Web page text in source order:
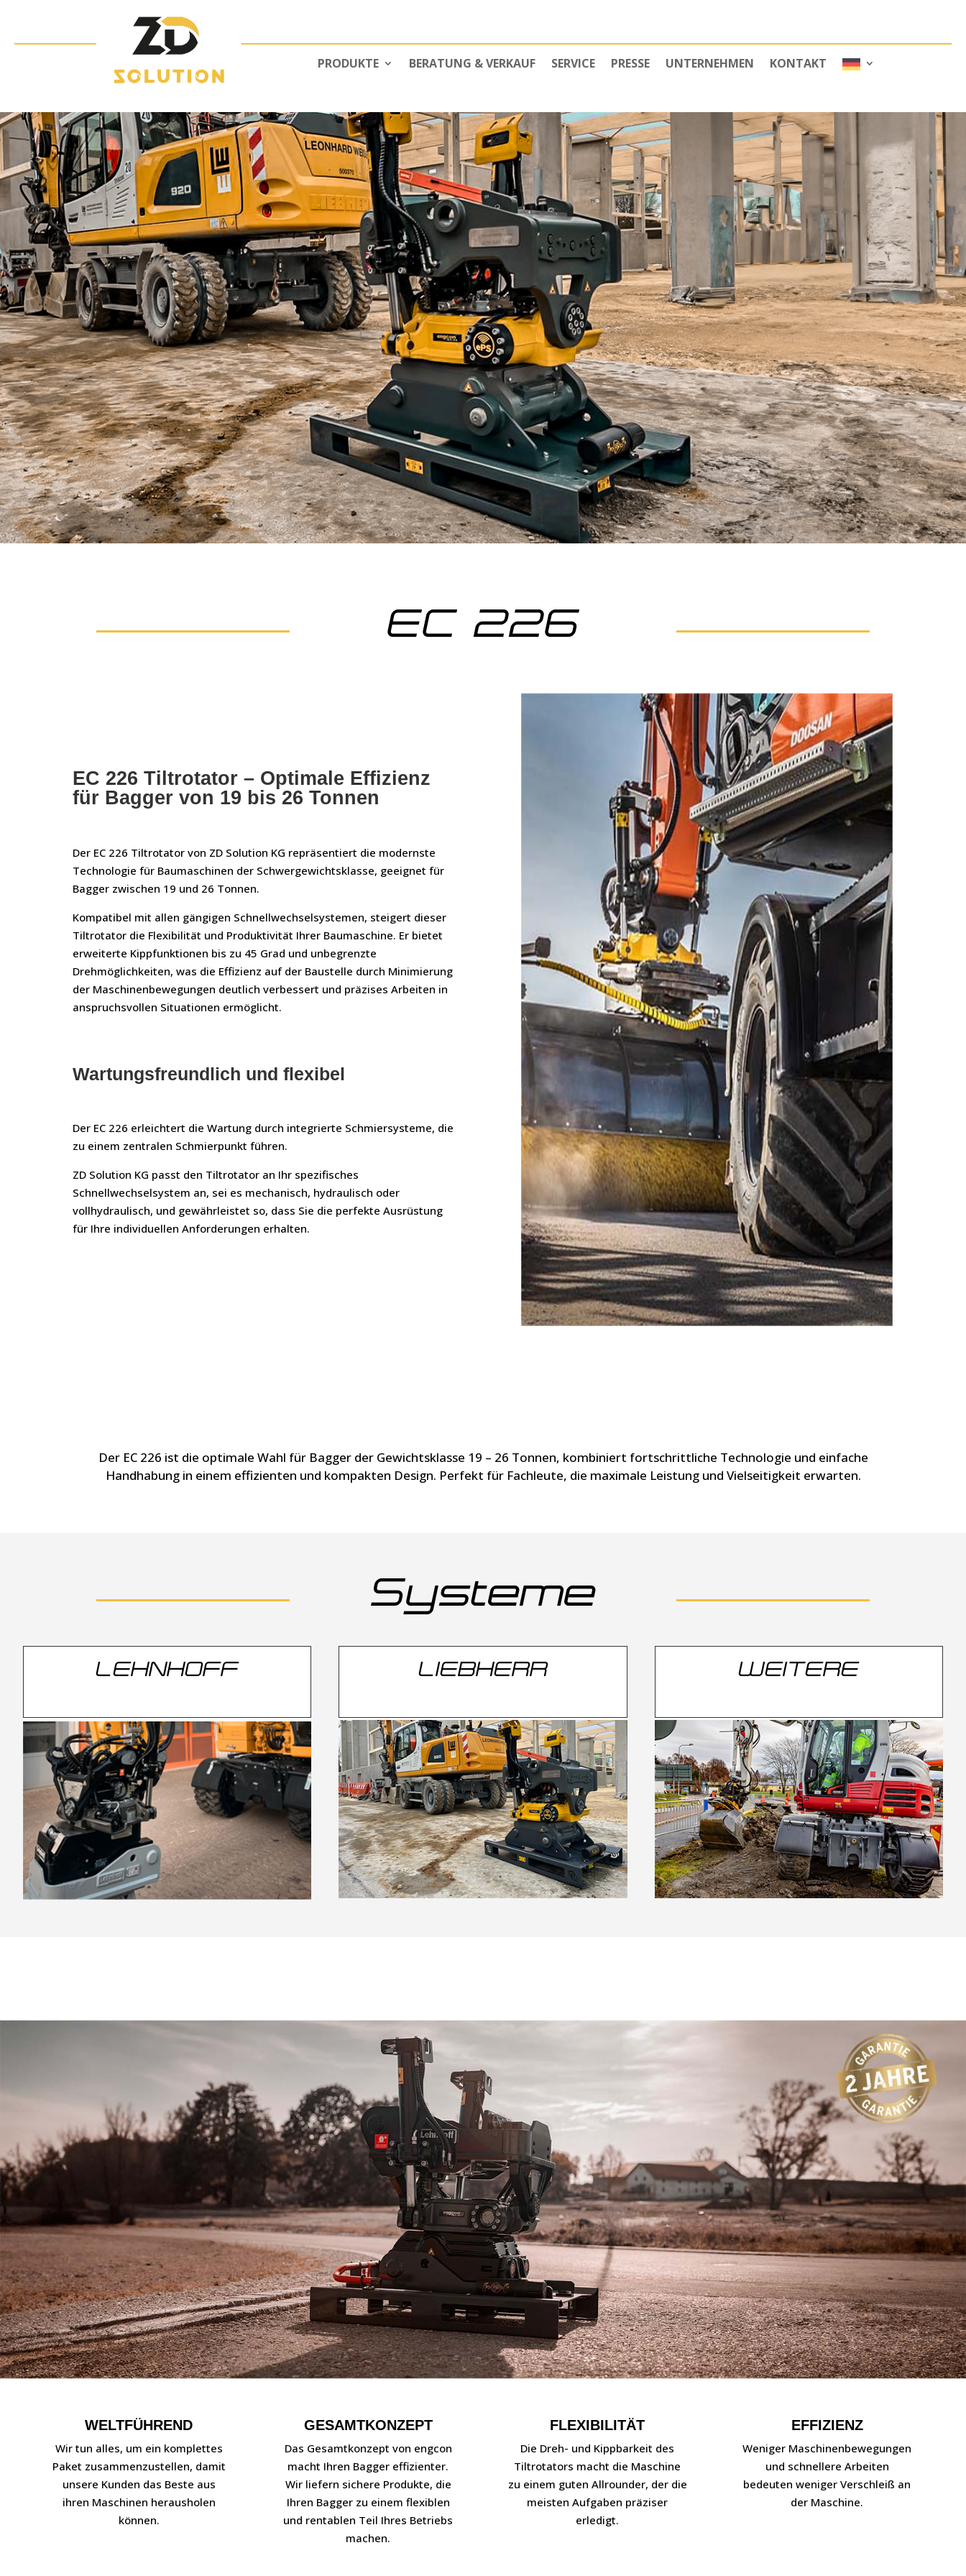
PRODUKTE BERATUNG & VERKAUF SERVICE PRESSE UNTERNEHMEN KONTAKT
EC 226
EC 226 Tiltrotator – Optimale Effizienz
für Bagger von 19 bis 26 Tonnen
Der EC 226 Tiltrotator von ZD Solution KG repräsentiert die modernste
Technologie für Baumaschinen der Schwergewichtsklasse, geeignet für
Bagger zwischen 19 und 26 Tonnen.
Kompatibel mit allen gängigen Schnellwechselsystemen, steigert dieser
Tiltrotator die Flexibilität und Produktivität Ihrer Baumaschine. Er bietet
erweiterte Kippfunktionen bis zu 45 Grad und unbegrenzte
Drehmöglichkeiten, was die Effizienz auf der Baustelle durch Minimierung
der Maschinenbewegungen deutlich verbessert und präzises Arbeiten in
anspruchsvollen Situationen ermöglicht.
Wartungsfreundlich und flexibel
Der EC 226 erleichtert die Wartung durch integrierte Schmiersysteme, die
zu einem zentralen Schmierpunkt führen.
ZD Solution KG passt den Tiltrotator an Ihr spezifisches
Schnellwechselsystem an, sei es mechanisch, hydraulisch oder
vollhydraulisch, und gewährleistet so, dass Sie die perfekte Ausrüstung
für Ihre individuellen Anforderungen erhalten.
Der EC 226 ist die optimale Wahl für Bagger der Gewichtsklasse 19 – 26 Tonnen, kombiniert fortschrittliche Technologie und einfache
Handhabung in einem effizienten und kompakten Design. Perfekt für Fachleute, die maximale Leistung und Vielseitigkeit erwarten.
Systeme
LEHNHOFF LIEBHERR WEITERE
WELTFÜHREND
Wir tun alles, um ein komplettes
Paket zusammenzustellen, damit
unsere Kunden das Beste aus
ihren Maschinen herausholen
können.
GESAMTKONZEPT
Das Gesamtkonzept von engcon
macht Ihren Bagger effizienter.
Wir liefern sichere Produkte, die
Ihren Bagger zu einem flexiblen
und rentablen Teil Ihres Betriebs
machen.
FLEXIBILITÄT
Die Dreh- und Kippbarkeit des
Tiltrotators macht die Maschine
zu einem guten Allrounder, der die
meisten Aufgaben präziser
erledigt.
EFFIZIENZ
Weniger Maschinenbewegungen
und schnellere Arbeiten
bedeuten weniger Verschleiß an
der Maschine.